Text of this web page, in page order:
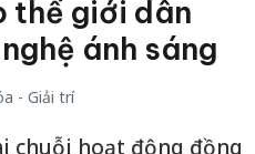
thế giới dân
ánh sáng
- Giải trí
chuỗi hoạt động đồng